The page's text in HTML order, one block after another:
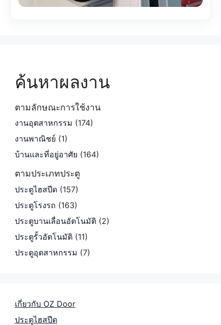
ค้นหาผลงาน
ตามลักษณะการใช้งาน
งานอุตสาหกรรม (174)
งานพาณิชย์ (1)
บ้านและที่อยู่อาศัย (164)
ตามประเภทประตู
ประตูไฮสปีด (157)
ประตูโรงรถ (163)
ประตูบานเลื่อนอัตโนมัติ (2)
ประตูรั้วอัตโนมัติ (11)
ประตูอุตสาหกรรม (7)
เกี่ยวกับ OZ Door
ประตูไฮสปีด